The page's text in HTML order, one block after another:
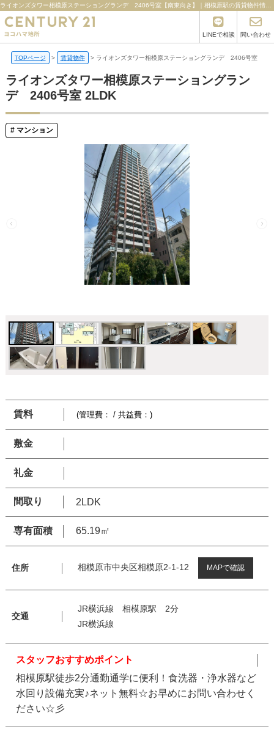
LINEで相談 問い合わせ
TOPページ > 賃貸物件 > ライオンズタワー相模原ステーショングランデ 2406号室
ライオンズタワー相模原ステーショングラン
デ 2406号室 2LDK
マンション
賃料 (管理費： / 共益費：)
敷金
礼金
間取り 2LDK
専有面積 65.19㎡
住所 相模原市中央区相模原2-1-12 MAPで確認
交通
JR横浜線 相模原駅 2分
JR横浜線
スタッフおすすめポイント
相模原駅徒歩2分通勤通学に便利！食洗器・浄水器など
水回り設備充実♪ネット無料☆お早めにお問い合わせく
ださい☆彡